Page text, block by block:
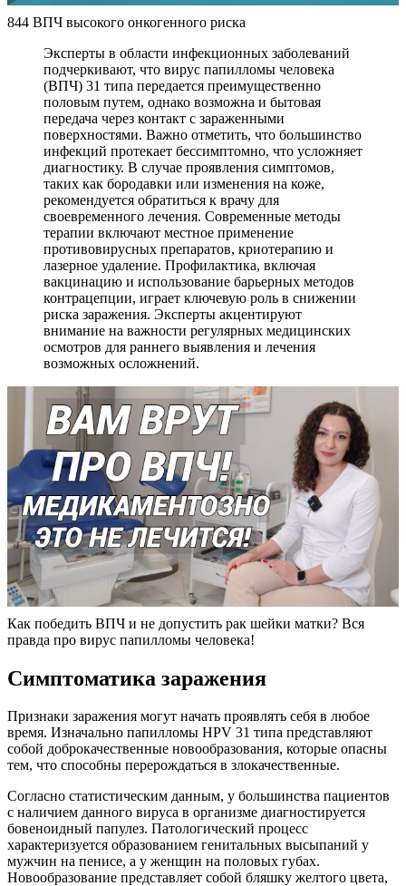
844 ВПЧ высокого онкогенного риска
Эксперты в области инфекционных заболеваний
подчеркивают, что вирус папилломы человека
(ВПЧ) 31 типа передается преимущественно
половым путем, однако возможна и бытовая
передача через контакт с зараженными
поверхностями. Важно отметить, что большинство
инфекций протекает бессимптомно, что усложняет
диагностику. В случае проявления симптомов,
таких как бородавки или изменения на коже,
рекомендуется обратиться к врачу для
своевременного лечения. Современные методы
терапии включают местное применение
противовирусных препаратов, криотерапию и
лазерное удаление. Профилактика, включая
вакцинацию и использование барьерных методов
контрацепции, играет ключевую роль в снижении
риска заражения. Эксперты акцентируют
внимание на важности регулярных медицинских
осмотров для раннего выявления и лечения
возможных осложнений.
Как победить ВПЧ и не допустить рак шейки матки? Вся
правда про вирус папилломы человека!
Симптоматика заражения
Признаки заражения могут начать проявлять себя в любое
время. Изначально папилломы HPV 31 типа представляют
собой доброкачественные новообразования, которые опасны
тем, что способны перерождаться в злокачественные.
Согласно статистическим данным, у большинства пациентов
с наличием данного вируса в организме диагностируется
бовеноидный папулез. Патологический процесс
характеризуется образованием генитальных высыпаний у
мужчин на пенисе, а у женщин на половых губах.
Новообразование представляет собой бляшку желтого цвета,